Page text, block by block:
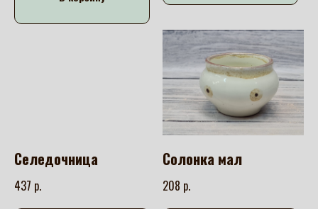
Селедочница
437 р.
Солонка мал
208 р.